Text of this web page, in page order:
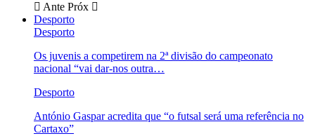
Ante Próx
Desporto
Desporto
Os juvenis a competirem na 2ª divisão do campeonato
nacional “vai dar-nos outra…
Desporto
António Gaspar acredita que “o futsal será uma referência no
Cartaxo”